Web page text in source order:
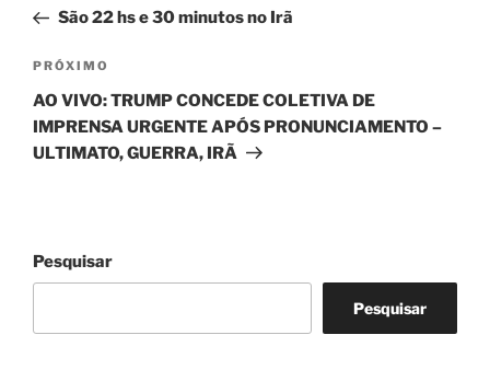
Post
anterior
São 22 hs e 30 minutos no Irã
Próximo
post
PRÓXIMO
AO VIVO: TRUMP CONCEDE COLETIVA DE
IMPRENSA URGENTE APÓS PRONUNCIAMENTO –
ULTIMATO, GUERRA, IRÃ
Pesquisar
Pesquisar